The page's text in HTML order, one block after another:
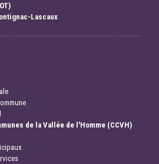
Lascaux
de la Vallée de l'Homme (CCVH)